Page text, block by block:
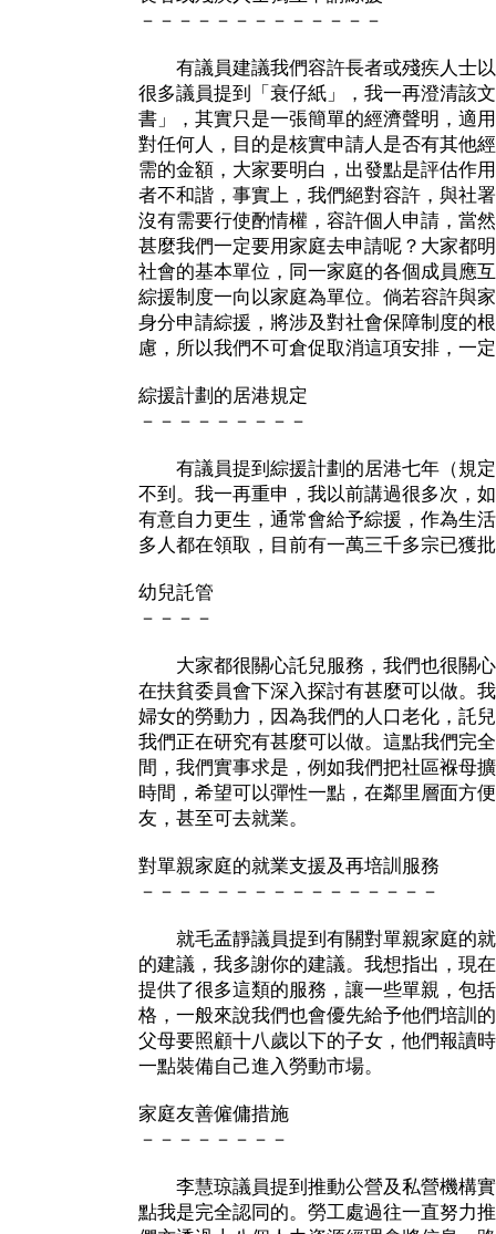
－－－－－－－－－－－－－
有議員建議我們容許長者或殘疾人士以
很多議員提到「衰仔紙」，我一再澄清該
書」，其實只是一張簡單的經濟聲明，適
對任何人，目的是核實申請人是否有其他
需的金額，大家要明白，出發點是評估作
者不和諧，事實上，我們絕對容許，與社
沒有需要行使酌情權，容許個人申請，當
甚麼我們一定要用家庭去申請呢？大家都
社會的基本單位，同一家庭的各個成員應
綜援制度一向以家庭為單位。倘若容許與
身分申請綜援，將涉及對社會保障制度的
慮，所以我們不可倉促取消這項安排，一
綜援計劃的居港規定
－－－－－－－－－
有議員提到綜援計劃的居港七年（規定
不到。我一再重申，我以前講過很多次，
有意自力更生，通常會給予綜援，作為生
多人都在領取，目前有一萬三千多宗已獲
幼兒託管
－－－－
大家都很關心託兒服務，我們也很關心
在扶貧委員會下深入探討有甚麼可以做。
婦女的勞動力，因為我們的人口老化，託
我們正在研究有甚麼可以做。這點我們完
間，我們實事求是，例如我們把社區褓母
時間，希望可以彈性一點，在鄰里層面方
友，甚至可去就業。
對單親家庭的就業支援及再培訓服務
－－－－－－－－－－－－－－－－
就毛孟靜議員提到有關對單親家庭的就
的建議，我多謝你的建議。我想指出，現
提供了很多這類的服務，讓一些單親，包
格，一般來說我們也會優先給予他們培訓
父母要照顧十八歲以下的子女，他們報讀
一點裝備自己進入勞動市場。
家庭友善僱傭措施
－－－－－－－－
李慧琼議員提到推動公營及私營機構實
點我是完全認同的。勞工處過往一直努力